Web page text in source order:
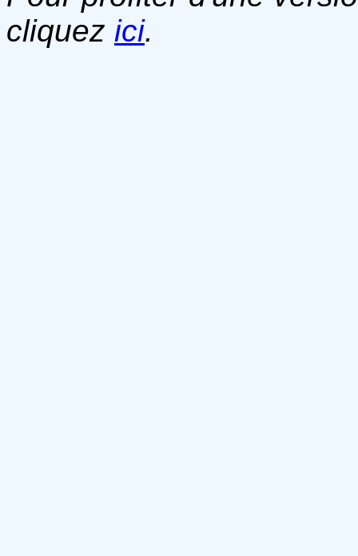
cliquez ici.